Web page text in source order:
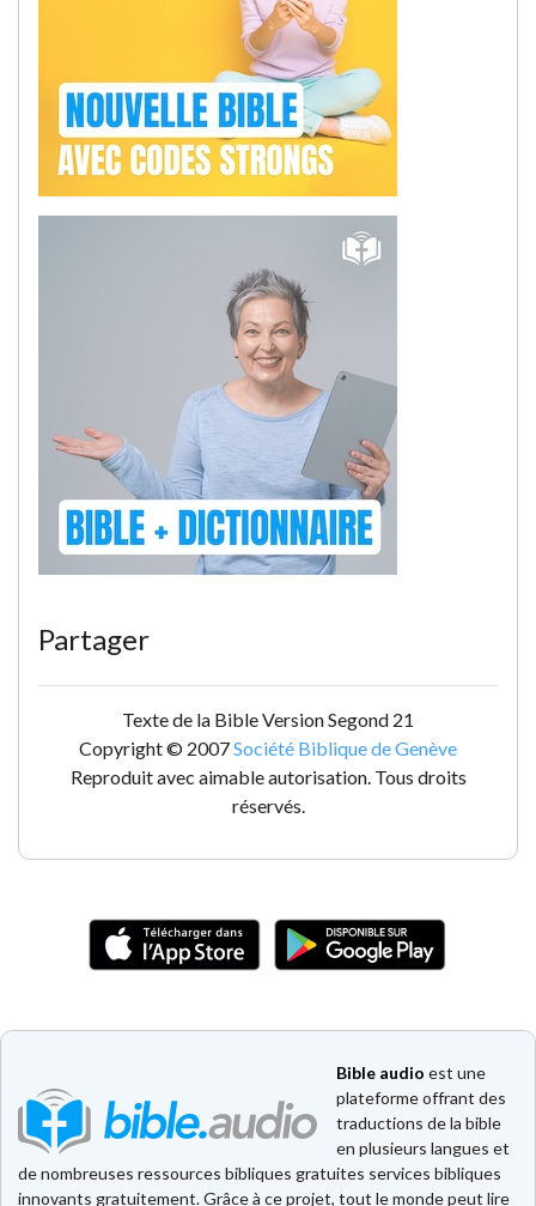
Partager
Texte de la Bible Version Segond 21
Copyright © 2007Société Biblique de Genève
Reproduit avec aimable autorisation. Tous droits
réservés.
Bible audio est une
plateforme offrant des
traductions de la bible
en plusieurs langues et
de nombreuses ressources bibliques gratuites services bibliques
innovants gratuitement. Grâce à ce projet, tout le monde peut lire